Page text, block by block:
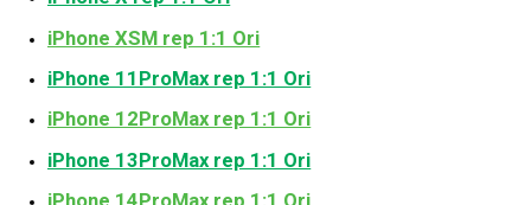
iPhone XSM rep 1:1 Ori
iPhone 11ProMax rep 1:1 Ori
iPhone 12ProMax rep 1:1 Ori
iPhone 13ProMax rep 1:1 Ori